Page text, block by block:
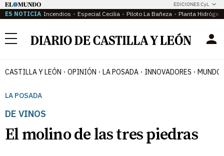
EDICIONES CyL
ES NOTICIA Incendios Especial Cecilia Piloto La Bañeza Planta
Menú
CASTILLA Y LEÓN OPINIÓN LA POSADA INNOVADORES MUNDO
LA POSADA
DE VINOS
El molino de las tres piedras